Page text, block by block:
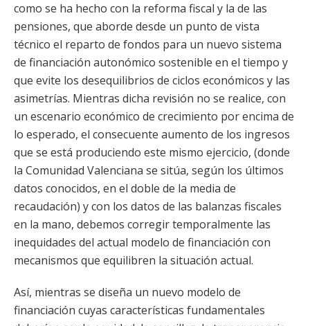
como se ha hecho con la reforma fiscal y la de las
pensiones, que aborde desde un punto de vista
técnico el reparto de fondos para un nuevo sistema
de financiación autonómico sostenible en el tiempo y
que evite los desequilibrios de ciclos económicos y las
asimetrías. Mientras dicha revisión no se realice, con
un escenario económico de crecimiento por encima de
lo esperado, el consecuente aumento de los ingresos
que se está produciendo este mismo ejercicio, (donde
la Comunidad Valenciana se sitúa, según los últimos
datos conocidos, en el doble de la media de
recaudación) y con los datos de las balanzas fiscales
en la mano, debemos corregir temporalmente las
inequidades del actual modelo de financiación con
mecanismos que equilibren la situación actual.
Así, mientras se diseña un nuevo modelo de
financiación cuyas características fundamentales